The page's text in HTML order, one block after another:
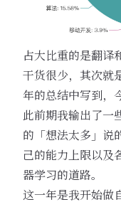
占大比重的是翻译
干货很少，其次就
年的总结中写到，
此前期我输出了一
的「想法太多」说
己的能力上限以及
器学习的道路。
这一年是我开始做